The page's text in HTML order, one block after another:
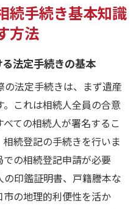
税の基本と節税ポイン
資産評価の方法
るための守口市での具
産の現状把握と評価
記変更手続きの流れ
方と注意点
な手順と必要書類
続手続き基本知識
方法
法定手続きの基本
法定手続きは、まず遺産
これは相続人全員の合意
ての相続人が署名するこ
続登記の手続きを行いま
の相続登記申請が必要
印鑑証明書、戸籍謄本な
市の地理的利便性を活か